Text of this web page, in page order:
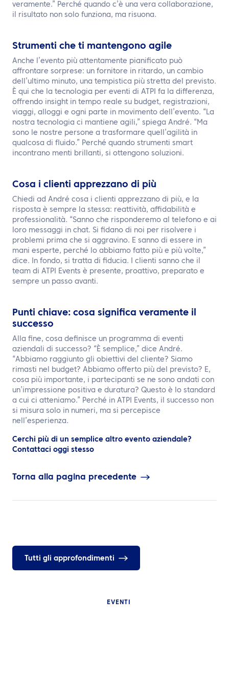
veramente.” Perché quando c’è una vera collaborazione,
il risultato non solo funziona, ma risuona.
Strumenti che ti mantengono agile
Anche l’evento più attentamente pianificato può
affrontare sorprese: un fornitore in ritardo, un cambio
dell’ultimo minuto, una tempistica più stretta del previsto.
È qui che la tecnologia per eventi di ATPI fa la differenza,
offrendo insight in tempo reale su budget, registrazioni,
viaggi, alloggi e ogni parte in movimento dell’evento. “La
nostra tecnologia ci mantiene agili,” spiega André. “Ma
sono le nostre persone a trasformare quell’agilità in
qualcosa di fluido.” Perché quando strumenti smart
incontrano menti brillanti, si ottengono soluzioni.
Cosa i clienti apprezzano di più
Chiedi ad André cosa i clienti apprezzano di più, e la
risposta è sempre la stessa: reattività, affidabilità e
professionalità. “Sanno che risponderemo al telefono e ai
loro messaggi in chat. Si fidano di noi per risolvere i
problemi prima che si aggravino. E sanno di essere in
mani esperte, perché lo abbiamo fatto più e più volte,”
dice. In fondo, si tratta di fiducia. I clienti sanno che il
team di ATPI Events è presente, proattivo, preparato e
sempre un passo avanti.
Punti chiave: cosa significa veramente il
successo
Alla fine, cosa definisce un programma di eventi
aziendali di successo? “È semplice,” dice André.
“Abbiamo raggiunto gli obiettivi del cliente? Siamo
rimasti nel budget? Abbiamo offerto più del previsto? E,
cosa più importante, i partecipanti se ne sono andati con
un’impressione positiva e duratura? Questo è lo standard
a cui ci atteniamo.” Perché in ATPI Events, il successo non
si misura solo in numeri, ma si percepisce
nell’esperienza.
Cerchi più di un semplice altro evento aziendale?
Contattaci oggi stesso
Torna alla pagina precedente
Tutti gli approfondimenti
EVENTI